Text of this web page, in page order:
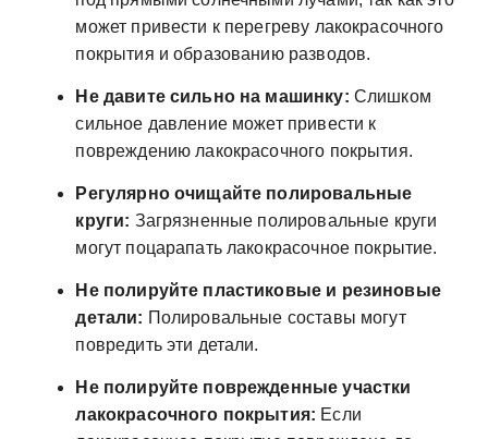
может привести к перегреву лакокрасочного
покрытия и образованию разводов.
Не давите сильно на машинку: Слишком
сильное давление может привести к
повреждению лакокрасочного покрытия.
Регулярно очищайте полировальные
круги: Загрязненные полировальные круги
могут поцарапать лакокрасочное покрытие.
Не полируйте пластиковые и резиновые
детали: Полировальные составы могут
повредить эти детали.
Не полируйте поврежденные участки
лакокрасочного покрытия: Если